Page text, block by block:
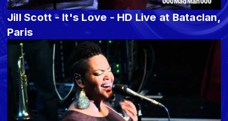
Jill Scott - It's Love - HD Live at Bataclan,
Paris